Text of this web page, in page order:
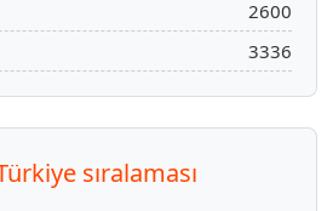
2600
3336
sıralaması